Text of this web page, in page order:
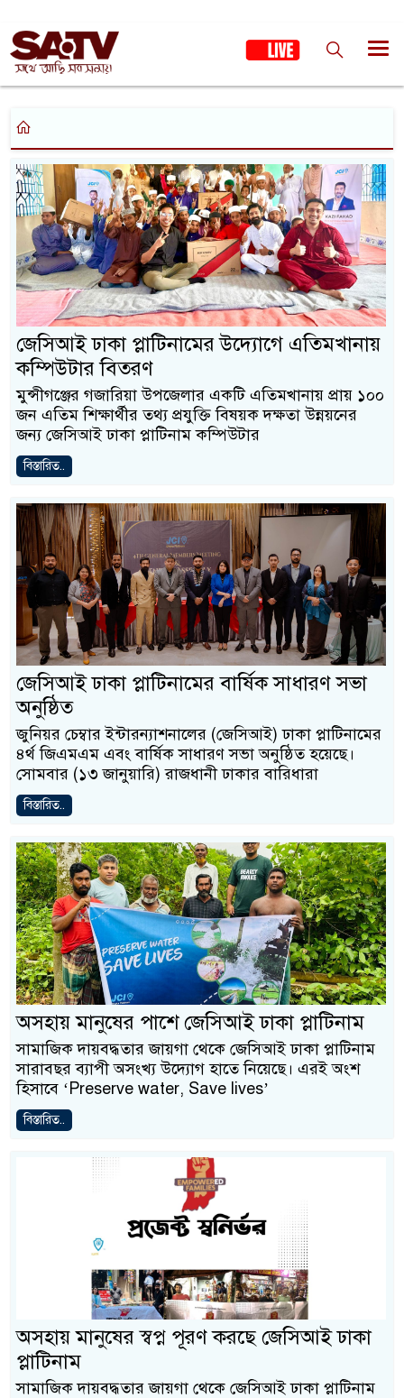
জেসিআই ঢাকা প্লাটিনামের উদ্যোগে এতিমখানায়
কম্পিউটার বিতরণ
মুন্সীগঞ্জের গজারিয়া উপজেলার একটি এতিমখানায় প্রায় ১০০
জন এতিম শিক্ষার্থীর তথ্য প্রযুক্তি বিষয়ক দক্ষতা উন্নয়নের
জন্য জেসিআই ঢাকা প্লাটিনাম কম্পিউটার
বিস্তারিত..
জেসিআই ঢাকা প্লাটিনামের বার্ষিক সাধারণ সভা
অনুষ্ঠিত
জুনিয়র চেম্বার ইন্টারন্যাশনালের (জেসিআই) ঢাকা প্লাটিনামের
৪র্থ জিএমএম এবং বার্ষিক সাধারণ সভা অনুষ্ঠিত হয়েছে।
সোমবার (১৩ জানুয়ারি) রাজধানী ঢাকার বারিধারা
বিস্তারিত..
অসহায় মানুষের পাশে জেসিআই ঢাকা প্লাটিনাম
সামাজিক দায়বদ্ধতার জায়গা থেকে জেসিআই ঢাকা প্লাটিনাম
সারাবছর ব্যাপী অসংখ্য উদ্যোগ হাতে নিয়েছে। এরই অংশ
হিসাবে ‘Preserve water, Save lives’
বিস্তারিত..
অসহায় মানুষের স্বপ্ন পূরণ করছে জেসিআই ঢাকা
প্লাটিনাম
সামাজিক দায়বদ্ধতার জায়গা থেকে জেসিআই ঢাকা প্লাটিনাম